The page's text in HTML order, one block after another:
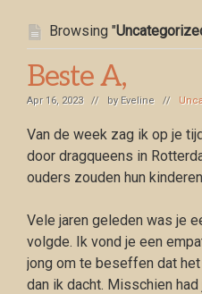
Browsing "
Beste A,
Apr 16, 2023 // by Eveline //
Van de week zag ik op je
door dragqueens in
ouders zouden hun
Vele jaren geleden was je
volgde. Ik vond je een
jong om te beseffen dat
dan ik dacht. Misschien